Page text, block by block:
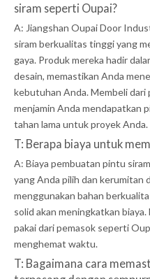
siram seperti Oupai?
A: Jiangshan Oupai Door
siram berkualitas tinggi yang
gaya. Produk mereka hadir
desain, memastikan Anda
kebutuhan Anda. Membeli dari
menjamin Anda mendapatkan
tahan lama untuk proyek Anda.
T: Berapa biaya untuk
A: Biaya pembuatan pintu
yang Anda pilih dan kerumitan
menggunakan bahan
solid akan meningkatkan
pakai dari pemasok seperti
menghemat waktu.
T: Bagaimana cara